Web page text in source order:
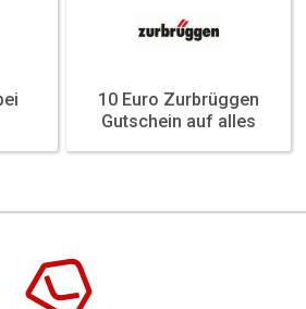
Featured
10 Euro Zurbrüggen
Gutschein auf alles